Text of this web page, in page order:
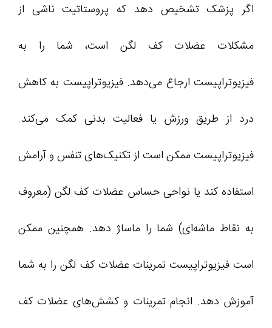
اگر پزشک تشخیص دهد که پروستاتیت ناشی از
مشکلات عضلات کف لگن است، شما را به
فیزیوتراپیست ارجاع می‌دهد. فیزیوتراپیست به کاهش
درد از طریق ورزش یا فعالیت بدنی کمک می‌کند.
فیزیوتراپیست ممکن است از تکنیک‌های تنفس و آرامش
استفاده کند یا نواحی حساس عضلات کف لگن (معروف
به نقاط ماشه‌ای) شما را ماساژ دهد. همچنین ممکن
است فیزیوتراپیست تمرینات عضلات کف لگن را به شما
آموزش دهد. انجام تمرینات و کشش‌های عضلات کف